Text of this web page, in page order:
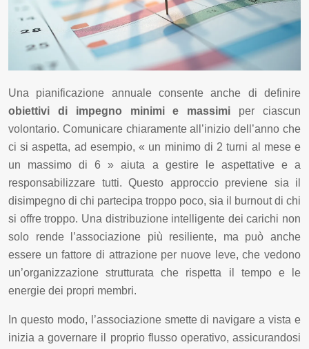
Una pianificazione annuale consente anche di definire
obiettivi di impegno minimi e massimi per ciascun
volontario. Comunicare chiaramente all’inizio dell’anno che
ci si aspetta, ad esempio, « un minimo di 2 turni al mese e
un massimo di 6 » aiuta a gestire le aspettative e a
responsabilizzare tutti. Questo approccio previene sia il
disimpegno di chi partecipa troppo poco, sia il burnout di chi
si offre troppo. Una distribuzione intelligente dei carichi non
solo rende l’associazione più resiliente, ma può anche
essere un fattore di attrazione per nuove leve, che vedono
un’organizzazione strutturata che rispetta il tempo e le
energie dei propri membri.
In questo modo, l’associazione smette di navigare a vista e
inizia a governare il proprio flusso operativo, assicurandosi